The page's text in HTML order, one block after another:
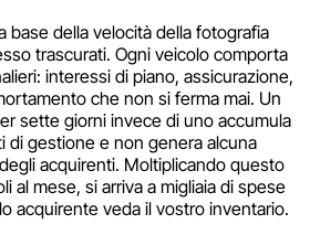
base della velocità della fotografia
trascurati. Ogni veicolo comporta
interessi di piano, assicurazione,
che non si ferma mai. Un
sette giorni invece di uno accumula
di gestione e non genera alcuna
acquirenti. Moltiplicando questo
al mese, si arriva a migliaia di spese
acquirente veda il vostro inventario.